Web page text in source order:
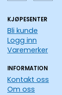
KJØPESENTER
Bli kunde
Logg inn
Varemerker
INFORMATION
Kontakt oss
Om oss